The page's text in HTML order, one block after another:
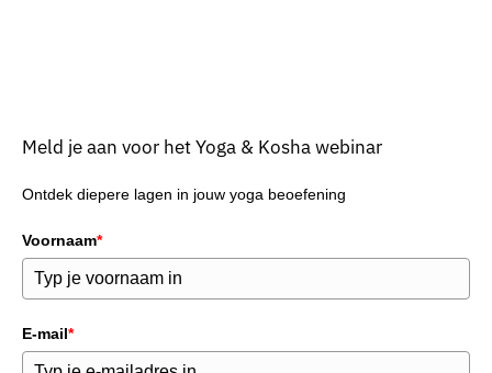
Meld je aan voor het Yoga & Kosha webinar
Ontdek diepere lagen in jouw yoga beoefening
Voornaam*
E-mail*